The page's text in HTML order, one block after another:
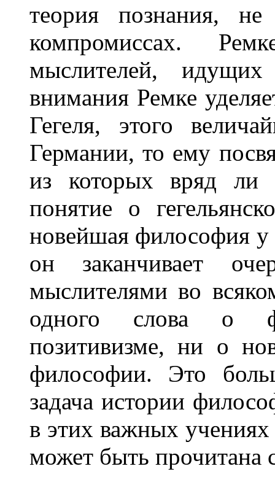
теория познания,
компромиссах.
мыслителей,
внимания Ремке
Гегеля, этого
Германии, то ему
из которых вряд ли
понятие о
новейшая философия у
он заканчивает
мыслителями во
одного слова о
позитивизме, ни о
философии. Это
задача истории
в этих важных
может быть прочитана